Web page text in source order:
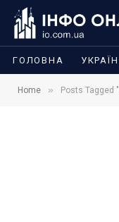
ГОЛОВНА
Home » Posts Tagged